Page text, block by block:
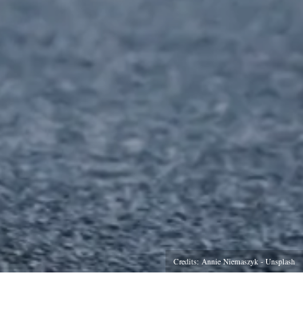
Credits: Annie Niemaszyk - Unsplash